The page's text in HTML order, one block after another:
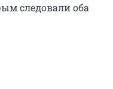
следовали оба